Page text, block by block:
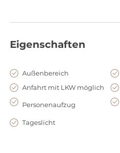
Unterhaltungsprogramm sowie
können Sie extern ein
Vermittlung zu Partnern und
reibungslose Umsetzung vor Ort.
In der Sommersaison (April bis
außerdem das Parkdeck „Hinter
Eigenschaften
Außenbereich
Anfahrt mit LKW möglich
Personenaufzug
Tageslicht